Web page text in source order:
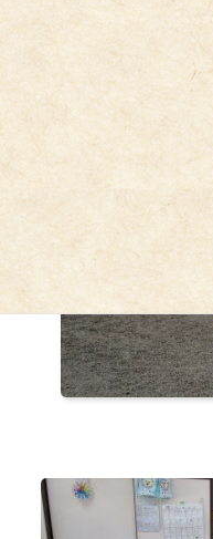
2024年12月3日
園庭の様子